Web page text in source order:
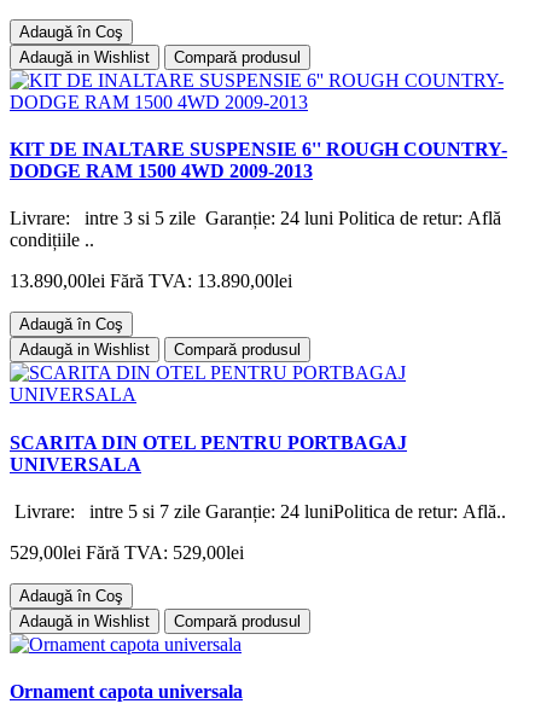
Adaugă în Coş
Adaugă in Wishlist
Compară produsul
KIT DE INALTARE SUSPENSIE 6'' ROUGH COUNTRY-
DODGE RAM 1500 4WD 2009-2013
Livrare: intre 3 si 5 zile Garanție: 24 luni Politica de retur: Află
condițiile ..
13.890,00lei Fără TVA: 13.890,00lei
Adaugă în Coş
Adaugă in Wishlist
Compară produsul
SCARITA DIN OTEL PENTRU PORTBAGAJ
UNIVERSALA
Livrare: intre 5 si 7 zile Garanție: 24 luniPolitica de retur: Află..
529,00lei Fără TVA: 529,00lei
Adaugă în Coş
Adaugă in Wishlist
Compară produsul
Ornament capota universala